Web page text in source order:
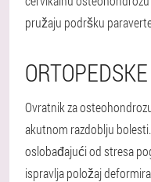
pružaju podršku
Ovratnik za
akutnom razdoblju
oslobađajući od stresa
ispravlja položaj